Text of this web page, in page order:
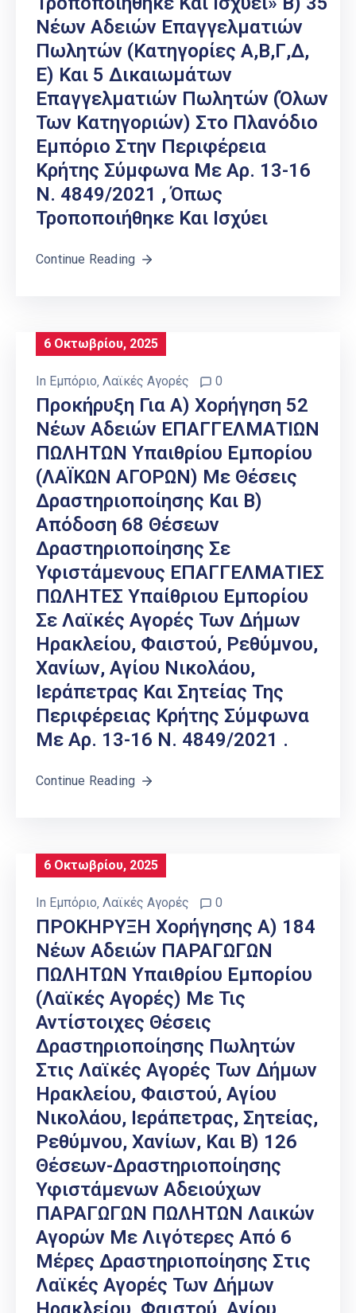
Νέων Αδειών Επαγγελματιών
Πωλητών (κατηγορίες Α,Β,Γ,Δ,
Ε) Και 5 Δικαιωμάτων
Επαγγελματιών Πωλητών (όλων
Των Κατηγοριών) Στο Πλανόδιο
Εμπόριο Στην Περιφέρεια
Κρήτης Σύμφωνα Με Αρ. 13-16
Ν. 4849/2021 , Όπως
Τροποποιήθηκε Και Ισχύει
Continue Reading
6 Οκτωβρίου, 2025
In Εμπόριο‚ Λαϊκές Αγορές 0
Προκήρυξη Για Α) Χορήγηση 52
Νέων Αδειών ΕΠΑΓΓΕΛΜΑΤΙΩΝ
ΠΩΛΗΤΩΝ Υπαιθρίου Εμπορίου
(ΛΑΪΚΩΝ ΑΓΟΡΩΝ) Με Θέσεις
Δραστηριοποίησης Και Β)
Απόδοση 68 Θέσεων
Δραστηριοποίησης Σε
Υφιστάμενους ΕΠΑΓΓΕΛΜΑΤΙΕΣ
ΠΩΛΗΤΕΣ Υπαίθριου Εμπορίου
Σε Λαϊκές Αγορές Των Δήμων
Ηρακλείου, Φαιστού, Ρεθύμνου,
Χανίων, Αγίου Νικολάου,
Ιεράπετρας Και Σητείας Της
Περιφέρειας Κρήτης Σύμφωνα
Με Αρ. 13-16 Ν. 4849/2021 .
Continue Reading
6 Οκτωβρίου, 2025
In Εμπόριο‚ Λαϊκές Αγορές 0
ΠΡΟΚΗΡΥΞΗ Χορήγησης Α) 184
Νέων Αδειών ΠΑΡΑΓΩΓΩΝ
ΠΩΛΗΤΩΝ Υπαιθρίου Εμπορίου
(Λαϊκές Αγορές) Με Τις
Αντίστοιχες Θέσεις
Δραστηριοποίησης Πωλητών
Στις Λαϊκές Αγορές Των Δήμων
Ηρακλείου, Φαιστού, Αγίου
Νικολάου, Ιεράπετρας, Σητείας,
Ρεθύμνου, Χανίων, Και Β) 126
Θέσεων-Δραστηριοποίησης
Υφιστάμενων Αδειούχων
ΠΑΡΑΓΩΓΩΝ ΠΩΛΗΤΩΝ Λαικών
Αγορών Με Λιγότερες Από 6
Μέρες Δραστηριοποίησης Στις
Λαϊκές Αγορές Των Δήμων